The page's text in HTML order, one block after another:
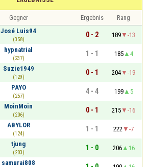
Gegner Ergebnis
Rang
José Luis94
(358)
0 - 2 189
-13
hypnatrial
(237)
1 - 1 185
4
Suzie1949
(129)
0 - 1 204
-19
PAYO
(257)
4 - 4 199
5
MoinMoin
(206)
0 - 1 215
-16
ABYLOR
(124)
1 - 1 222
-7
tjung
(203)
1 - 0 206
16
samurai808